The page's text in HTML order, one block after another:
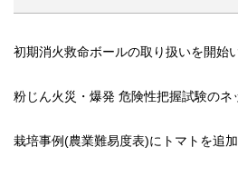
初期消火救命ボールの取り扱いを開始
粉じん火災・爆発 危険性把握試験のネ
栽培事例(農業難易度表)にトマトを追加